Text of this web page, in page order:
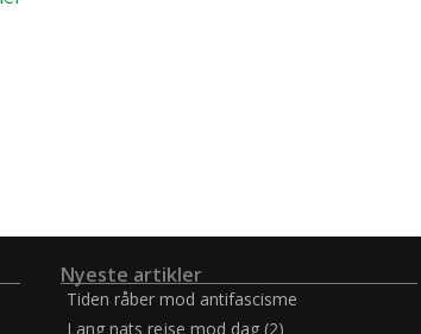
Nyeste artikler
Tiden råber mod antifascisme
Lang nats rejse mod dag (2)